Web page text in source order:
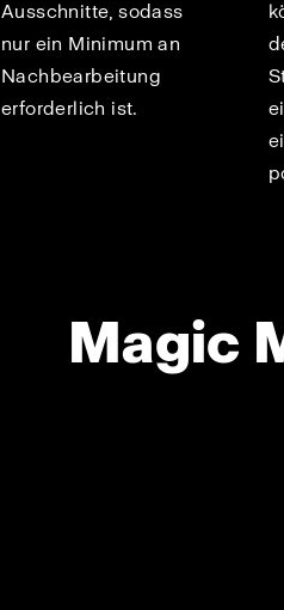
Ausschnitte, sodass
nur ein Minimum an
Nachbearbeitung
erforderlich ist.
Magic